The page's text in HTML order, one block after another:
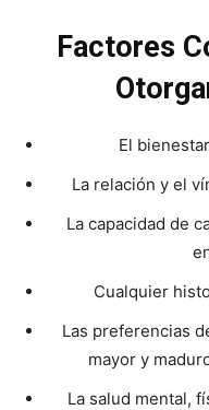
Factores
El
La relación y el
La capacidad de
Cualquier
Las preferencias
mayor y
La salud mental,